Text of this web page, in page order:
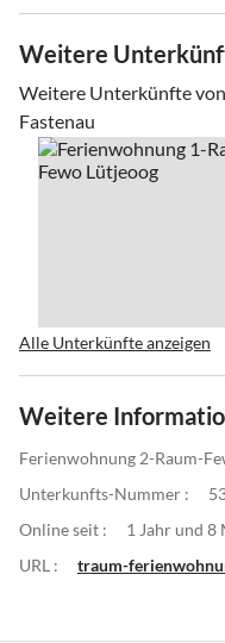
Weitere
Weitere Unterkünfte
Fastenau
Alle Unterkünfte anzeigen
Weitere
Ferienwohnung 2-Raum-
Unterkunfts-Nummer :
Online seit :
1 Jahr und 8
URL :
traum-